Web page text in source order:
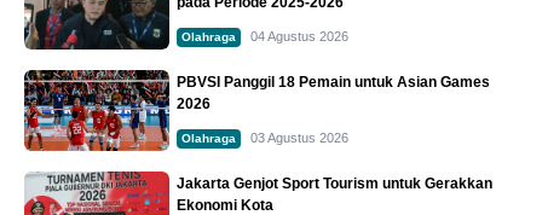
Olahraga 04 Agustus 2026
PBVSI Panggil 18 Pemain untuk Asian Games
2026
Olahraga 03 Agustus 2026
Jakarta Genjot Sport Tourism untuk Gerakkan
Ekonomi Kota